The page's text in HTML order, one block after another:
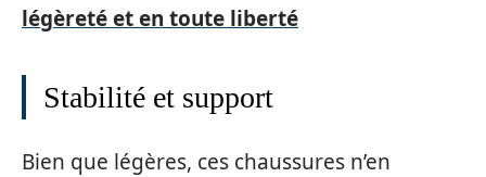
légèreté et en toute liberté
Stabilité et support
Bien que légères, ces chaussures n’en